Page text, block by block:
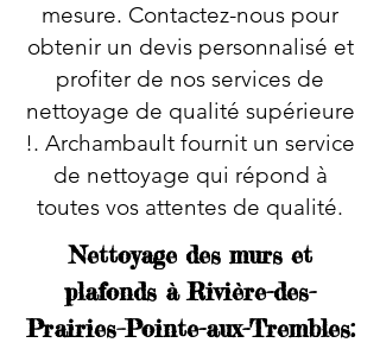
mesure. Contactez-nous pour
obtenir un devis personnalisé et
profiter de nos services de
nettoyage de qualité supérieure
!. Archambault fournit un service
de nettoyage qui répond à
toutes vos attentes de qualité.
Nettoyage des murs et
plafonds à Rivière-des-
Prairies–Pointe-aux-Trembles: